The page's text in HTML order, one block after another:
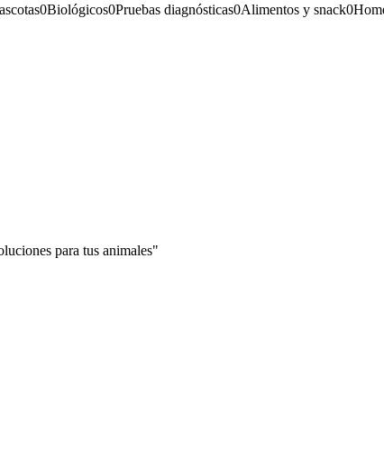
0Biológicos0Pruebas diagnósticas0Alimentos y snack0
para tus animales"